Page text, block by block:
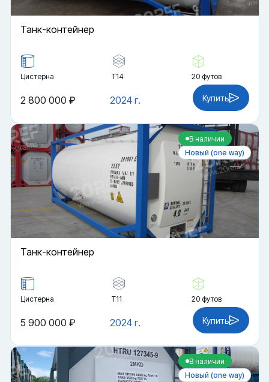
Танк-контейнер
Цистерна Т14 20 футов
2024 г.
2 800 000 ₽ Купить
В наличии
Новый (one way)
Танк-контейнер
Цистерна Т11 20 футов
2024 г.
5 900 000 ₽ Купить
В наличии
Новый (one way)